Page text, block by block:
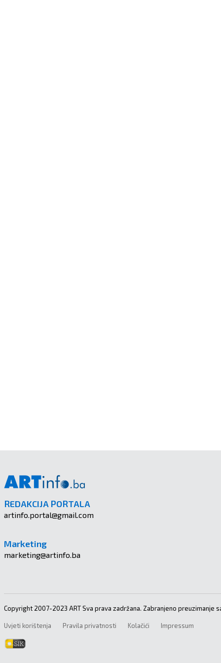
REDAKCIJA PORTALA
artinfo.portal@gmail.com
Marketing
marketing@artinfo.ba
Copyright 2007-2023 ART Sva prava zadržana. Zabranjeno preuzimanje
Uvjeti korištenja Pravila privatnosti Kolačići Impressum